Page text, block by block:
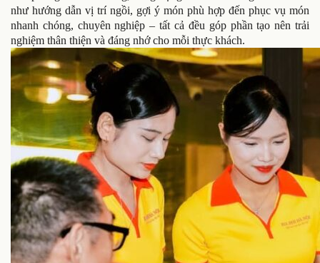
như hướng dẫn vị trí ngồi, gợi ý món phù hợp đến phục vụ món
nhanh chóng, chuyên nghiệp – tất cả đều góp phần tạo nên trải
nghiệm thân thiện và đáng nhớ cho mỗi thực khách.